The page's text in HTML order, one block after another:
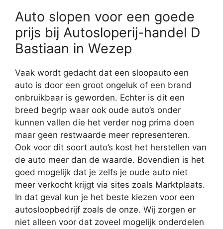
Auto slopen voor een goede
prijs bij Autosloperij-handel D
Bastiaan in Wezep
Vaak wordt gedacht dat een sloopauto een
auto is door een groot ongeluk of een brand
onbruikbaar is geworden. Echter is dit een
breed begrip waar ook oude auto’s onder
kunnen vallen die het verder nog prima doen
maar geen restwaarde meer representeren.
Ook voor dit soort auto’s kost het herstellen van
de auto meer dan de waarde. Bovendien is het
goed mogelijk dat je zelfs je oude auto niet
meer verkocht krijgt via sites zoals Marktplaats.
In dat geval kun je het beste kiezen voor een
autosloopbedrijf zoals de onze. Wij zorgen er
niet alleen voor dat zoveel mogelijk onderdelen